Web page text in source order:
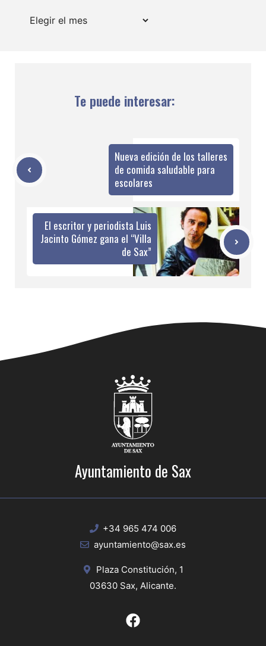
Archivos
Te puede interesar:
Nueva edición de los talleres
de comida saludable para
escolares
El escritor y periodista Luis
Jacinto Gómez gana el “Villa
de Sax”
Ayuntamiento de Sax
+34 965 474 006
ayuntamiento@sax.es
Plaza Constitución, 1
03630 Sax, Alicante.